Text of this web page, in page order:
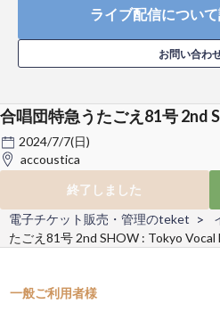
ライブ配信につい
お問い合わ
合唱団特急うたごえ81号 2nd
2024/7/7(日)
accoustica
終了しました
電子チケット販売・管理のteket
たごえ81号 2nd SHOW : Tokyo
一般ご利用者様